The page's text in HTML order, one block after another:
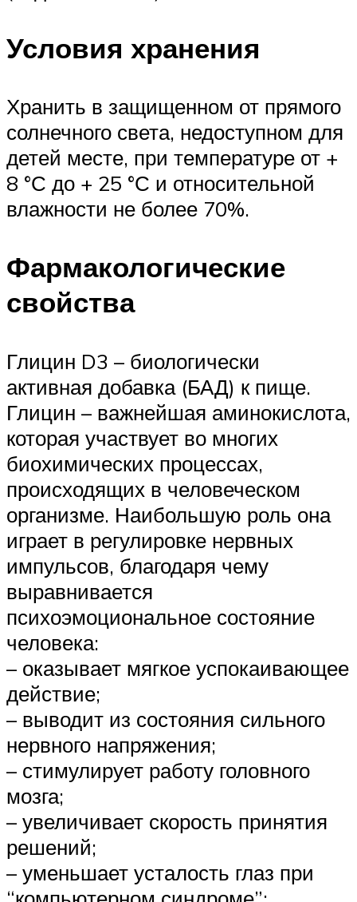
Условия хранения
Хранить в защищенном от прямого
солнечного света, недоступном для
детей месте, при температуре от +
8 °С до + 25 °С и относительной
влажности не более 70%.
Фармакологические
свойства
Глицин D3 – биологически
активная добавка (БАД) к пище.
Глицин – важнейшая аминокислота,
которая участвует во многих
биохимических процессах,
происходящих в человеческом
организме. Наибольшую роль она
играет в регулировке нервных
импульсов, благодаря чему
выравнивается
психоэмоциональное состояние
человека:
– оказывает мягкое успокаивающее
действие;
– выводит из состояния сильного
нервного напряжения;
– стимулирует работу головного
мозга;
– увеличивает скорость принятия
решений;
– уменьшает усталость глаз при